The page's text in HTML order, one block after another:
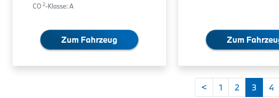
CO 2-Klasse: A
Zum Fahrzeug Zum
< 1 2 3 4